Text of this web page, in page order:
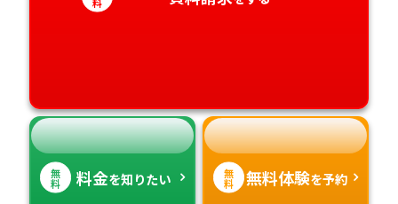
愛知県
香川県
高知県
宮崎県
沖縄県
無
料 料金を知りたい 無
料 無料体験を予約